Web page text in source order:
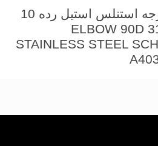
زانو 90 درجه استنلس استیل رده 10
جوشی 316 ELBOW 90D
STAINLESS STEEL